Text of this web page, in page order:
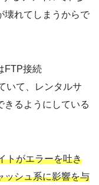
壊れてしまうからで
FTP接続
いて、レンタルサ
きるようにしている
トがエラーを吐き
ッシュ系に影響を与